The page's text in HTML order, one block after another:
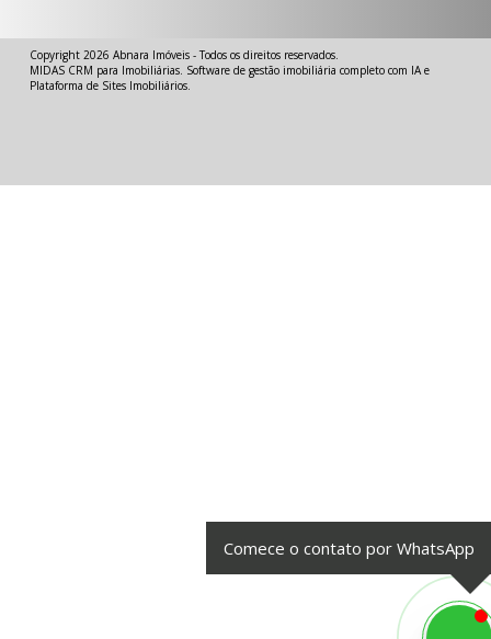
Comece o contato por WhatsApp
Copyright 2026 Abnara Imóveis - Todos os direitos reservados.
MIDAS CRM para Imobiliárias. Software de gestão imobiliária completo com IAe
Plataforma de Sites Imobiliários.